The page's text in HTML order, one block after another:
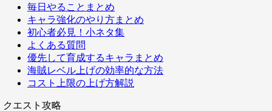
毎日やることまとめ
キャラ強化のやり方まとめ
初心者必見！小ネタ集
よくある質問
優先して育成するキャラまとめ
海賊レベル上げの効率的な方法
コスト上限の上げ方解説
クエスト攻略